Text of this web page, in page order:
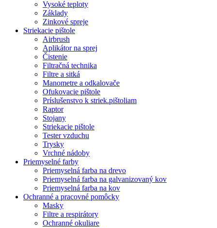
Vysoké teploty
Základy
Zinkové spreje
Striekacie pištole
Airbrush
Aplikátor na sprej
Čistenie
Filtračná technika
Filtre a sitká
Manometre a odkalovače
Ofukovacie pištole
Príslušenstvo k striek.pištoliam
Raptor
Stojany
Striekacie pištole
Tester vzduchu
Trysky
Vrchné nádoby
Priemyselné farby
Priemyselná farba na drevo
Priemyselná farba na galvanizovaný kov
Priemyselná farba na kov
Ochranné a pracovné pomôcky
Masky
Filtre a respirátory
Ochranné okuliare